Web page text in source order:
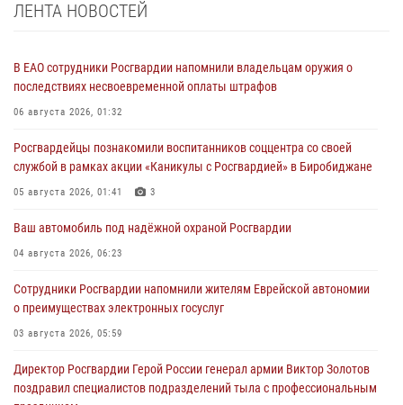
ЛЕНТА НОВОСТЕЙ
В ЕАО сотрудники Росгвардии напомнили владельцам оружия о
последствиях несвоевременной оплаты штрафов
06 августа 2026, 01:32
Росгвардейцы познакомили воспитанников соццентра со своей
службой в рамках акции «Каникулы с Росгвардией» в Биробиджане
05 августа 2026, 01:41 3
Ваш автомобиль под надёжной охраной Росгвардии
04 августа 2026, 06:23
Сотрудники Росгвардии напомнили жителям Еврейской автономии
о преимуществах электронных госуслуг
03 августа 2026, 05:59
Директор Росгвардии Герой России генерал армии Виктор Золотов
поздравил специалистов подразделений тыла с профессиональным